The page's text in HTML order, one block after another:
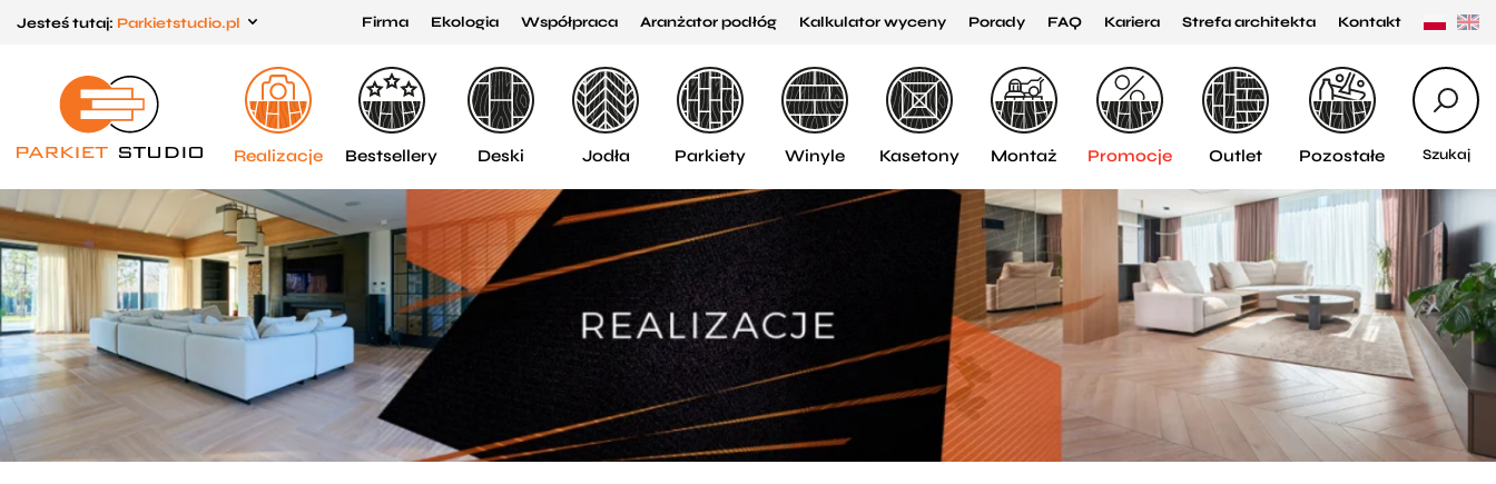
do menu
głównego
do
menu
w
stopce
Jesteś tutaj: Parkietstudio.pl Firma Ekologia Współpraca Aranżator podłóg Kalkulator wyceny Porady FAQ Kariera Strefa architekta Kontakt
Szukaj
Realizacje Bestsellery Deski Jodła Parkiety Winyle Kasetony Montaż Promocje Outlet Pozostałe